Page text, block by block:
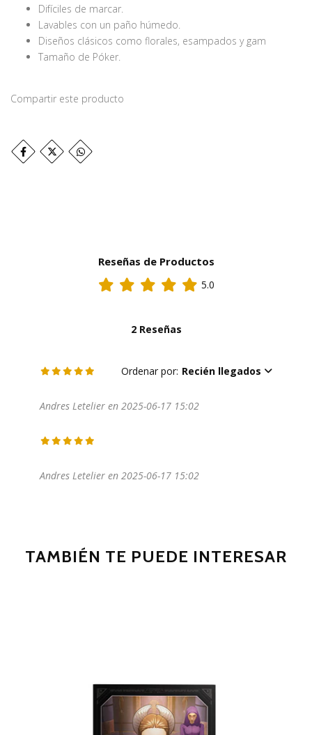
Difíciles de marcar.
Lavables con un paño húmedo.
Diseños clásicos como florales, esampados y gam
Tamaño de Póker.
Compartir este producto
Reseñas de Productos
5.0
2 Reseñas
Ordenar por: Recién llegados
Andres Letelier en 2025-06-17 15:02
Andres Letelier en 2025-06-17 15:02
TAMBIÉN TE PUEDE INTERESAR